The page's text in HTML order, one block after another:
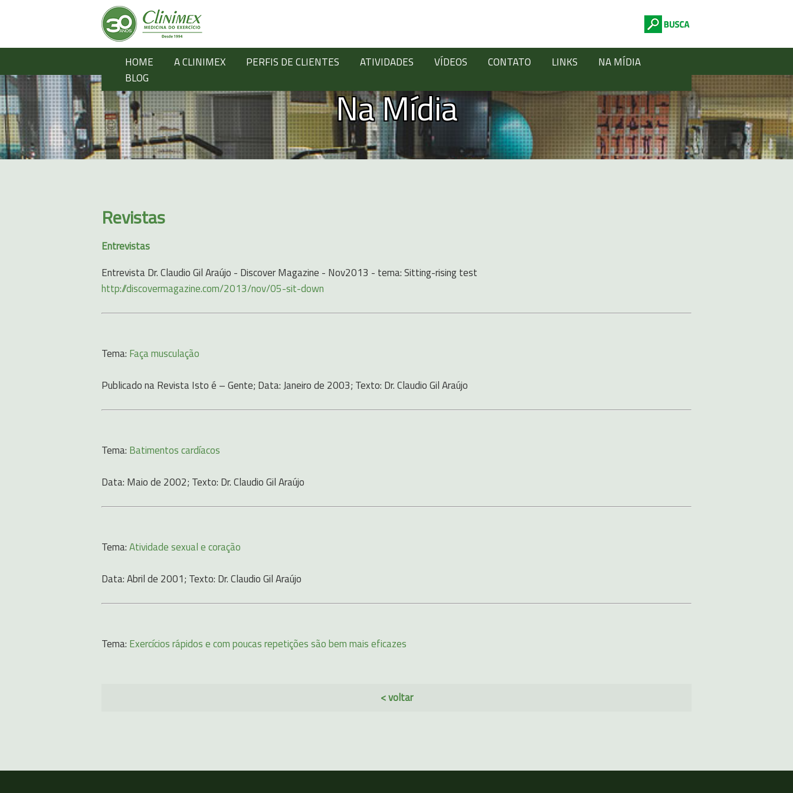
HOME A CLINIMEX PERFIS DE CLIENTES ATIVIDADES VÍDEOS CONTATO LINKS
NA MÍDIA
BLOG
Digite abaixo:
Na Mídia
Revistas
Entrevistas
Entrevista Dr. Claudio Gil Araújo - Discover Magazine - Nov2013 - tema: Sitting-rising test
http://discovermagazine.com/2013/nov/05-sit-down
Tema: Faça musculação
Publicado na Revista Isto é – Gente; Data: Janeiro de 2003; Texto: Dr. Claudio Gil Araújo
Tema: Batimentos cardíacos
Data: Maio de 2002; Texto: Dr. Claudio Gil Araújo
Tema:Atividade sexual e coração
Data: Abril de 2001; Texto: Dr. Claudio Gil Araújo
Tema: Exercícios rápidos e com poucas repetições são bem mais eficazes
< voltar